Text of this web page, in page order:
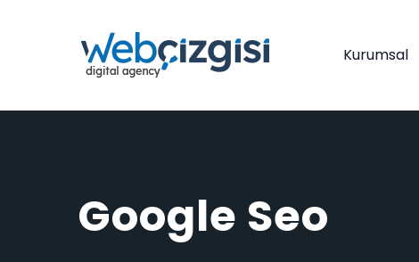
Kurumsal
Google Seo